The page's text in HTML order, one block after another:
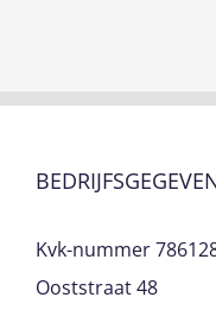
Kvk-nummer
Ooststraat 48